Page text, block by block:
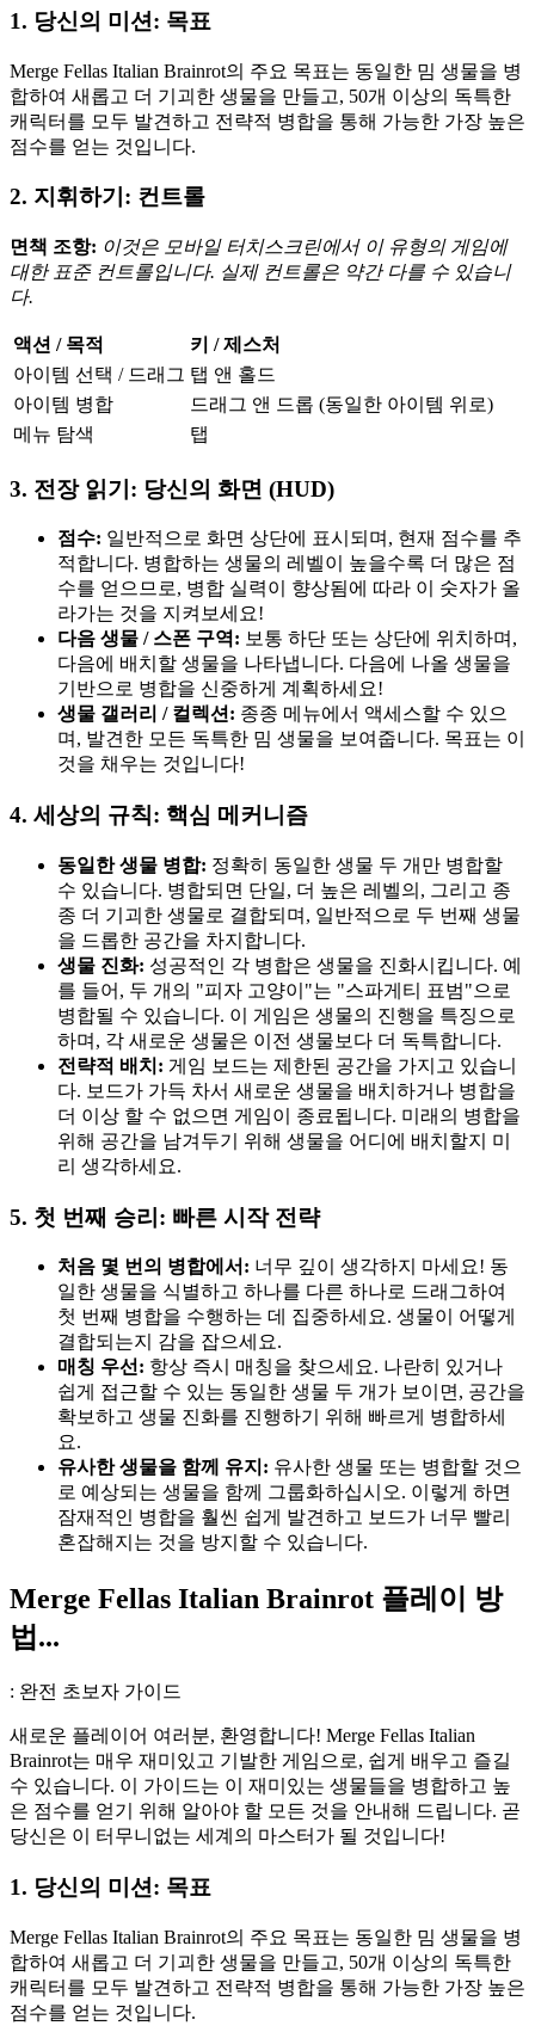
1. 당신의 미션: 목표
Merge Fellas Italian Brainrot의 주요 목표는 동일한 밈 생물을 병
합하여 새롭고 더 기괴한 생물을 만들고, 50개 이상의 독특한
캐릭터를 모두 발견하고 전략적 병합을 통해 가능한 가장 높은
점수를 얻는 것입니다.
2. 지휘하기: 컨트롤
면책 조항: 이것은 모바일 터치스크린에서 이 유형의 게임에
대한 표준 컨트롤입니다. 실제 컨트롤은 약간 다를 수 있습니
다.
액션 / 목적
키 / 제스처
아이템 선택 / 드래그 탭 앤 홀드
아이템 병합
드래그 앤 드롭 (동일한 아이템 위로)
메뉴 탐색
탭
3. 전장 읽기: 당신의 화면 (HUD)
점수: 일반적으로 화면 상단에 표시되며, 현재 점수를 추
적합니다. 병합하는 생물의 레벨이 높을수록 더 많은 점
수를 얻으므로, 병합 실력이 향상됨에 따라 이 숫자가 올
라가는 것을 지켜보세요!
다음 생물 / 스폰 구역: 보통 하단 또는 상단에 위치하며,
다음에 배치할 생물을 나타냅니다. 다음에 나올 생물을
기반으로 병합을 신중하게 계획하세요!
생물 갤러리 / 컬렉션: 종종 메뉴에서 액세스할 수 있으
며, 발견한 모든 독특한 밈 생물을 보여줍니다. 목표는 이
것을 채우는 것입니다!
4. 세상의 규칙: 핵심 메커니즘
동일한 생물 병합: 정확히 동일한 생물 두 개만 병합할
수 있습니다. 병합되면 단일, 더 높은 레벨의, 그리고 종
종 더 기괴한 생물로 결합되며, 일반적으로 두 번째 생물
을 드롭한 공간을 차지합니다.
생물 진화: 성공적인 각 병합은 생물을 진화시킵니다. 예
를 들어, 두 개의 "피자 고양이"는 "스파게티 표범"으로
병합될 수 있습니다. 이 게임은 생물의 진행을 특징으로
하며, 각 새로운 생물은 이전 생물보다 더 독특합니다.
전략적 배치: 게임 보드는 제한된 공간을 가지고 있습니
다. 보드가 가득 차서 새로운 생물을 배치하거나 병합을
더 이상 할 수 없으면 게임이 종료됩니다. 미래의 병합을
위해 공간을 남겨두기 위해 생물을 어디에 배치할지 미
리 생각하세요.
5. 첫 번째 승리: 빠른 시작 전략
처음 몇 번의 병합에서: 너무 깊이 생각하지 마세요! 동
일한 생물을 식별하고 하나를 다른 하나로 드래그하여
첫 번째 병합을 수행하는 데 집중하세요. 생물이 어떻게
결합되는지 감을 잡으세요.
매칭 우선: 항상 즉시 매칭을 찾으세요. 나란히 있거나
쉽게 접근할 수 있는 동일한 생물 두 개가 보이면, 공간을
확보하고 생물 진화를 진행하기 위해 빠르게 병합하세
요.
유사한 생물을 함께 유지: 유사한 생물 또는 병합할 것으
로 예상되는 생물을 함께 그룹화하십시오. 이렇게 하면
잠재적인 병합을 훨씬 쉽게 발견하고 보드가 너무 빨리
혼잡해지는 것을 방지할 수 있습니다.
Merge Fellas Italian Brainrot 플레이 방
법...
: 완전 초보자 가이드
새로운 플레이어 여러분, 환영합니다! Merge Fellas Italian
Brainrot는 매우 재미있고 기발한 게임으로, 쉽게 배우고 즐길
수 있습니다. 이 가이드는 이 재미있는 생물들을 병합하고 높
은 점수를 얻기 위해 알아야 할 모든 것을 안내해 드립니다. 곧
당신은 이 터무니없는 세계의 마스터가 될 것입니다!
1. 당신의 미션: 목표
Merge Fellas Italian Brainrot의 주요 목표는 동일한 밈 생물을 병
합하여 새롭고 더 기괴한 생물을 만들고, 50개 이상의 독특한
캐릭터를 모두 발견하고 전략적 병합을 통해 가능한 가장 높은
점수를 얻는 것입니다.